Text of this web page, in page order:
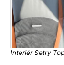
Interiér Setry